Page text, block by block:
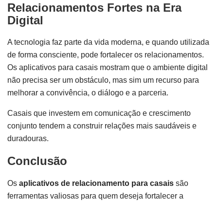
Relacionamentos Fortes na Era
Digital
A tecnologia faz parte da vida moderna, e quando utilizada
de forma consciente, pode fortalecer os relacionamentos.
Os aplicativos para casais mostram que o ambiente digital
não precisa ser um obstáculo, mas sim um recurso para
melhorar a convivência, o diálogo e a parceria.
Casais que investem em comunicação e crescimento
conjunto tendem a construir relações mais saudáveis e
duradouras.
Conclusão
Os aplicativos de relacionamento para casais são
ferramentas valiosas para quem deseja fortalecer a